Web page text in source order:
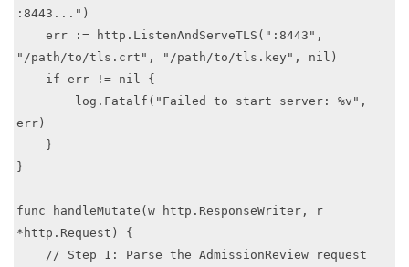
:8443...")
"/path/to/tls.crt", "/path/to/tls.key", nil)
err)
}
func handleMutate(w http.ResponseWriter, r
*http.Request) {